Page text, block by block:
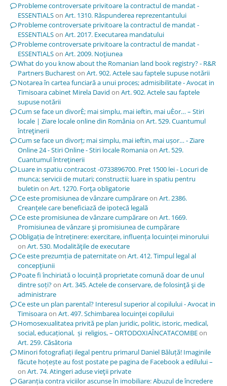
Probleme controversate privitoare la contractul de mandat -
ESSENTIALSon Art. 1310. Răspunderea reprezentantului
Probleme controversate privitoare la contractul de mandat -
ESSENTIALSon Art. 2017. Executarea mandatului
Probleme controversate privitoare la contractul de mandat -
ESSENTIALSon Art. 2009. Noţiunea
What do you know about the Romanian land book registry? - R&R
Partners Buchareston Art. 902. Actele sau faptele supuse notării
Notarea în cartea funciară a unui proces; admisibilitate - Avocat in
Timisoara cabinet Mirela David on Art. 902. Actele sau faptele
supuse notării
Cum se face un divorÈ; mai simplu, mai ieftin, mai uÈor… – Stiri
locale | Ziare locale online din Româniaon Art. 529. Cuantumul
întreţinerii
Cum se face un divorț; mai simplu, mai ieftin, mai ușor… - Ziare
Online 24 - Stiri Online - Stiri locale Romaniaon Art. 529.
Cuantumul întreţinerii
Luare in spatiu contracost -0733896700. Pret 1500 lei - Locuri de
munca; servicii de mutari; constructii; luare in spatiu pentru
buletin on Art. 1270. Forţa obligatorie
Ce este promisiunea de vânzare cumpărareon Art. 2386.
Creanţele care beneficiază de ipotecă legală
Ce este promisiunea de vânzare cumpărareon Art. 1669.
Promisiunea de vânzare şi promisiunea de cumpărare
Obligația de întreținere: exercitare, influența locuinței minorului
on Art. 530. Modalităţile de executare
Ce este prezumția de paternitateon Art. 412. Timpul legal al
concepţiunii
Poate fi închiriată o locuință proprietate comună doar de unul
dintre soți?on Art. 345. Actele de conservare, de folosinţă şi de
administrare
Ce este un plan parental? Interesul superior al copilului - Avocat in
Timisoaraon Art. 497. Schimbarea locuinţei copilului
Homosexualitatea privită pe plan juridic, politic, istoric, medical,
social, educațional, și religios, – ORTODOXIAÎNCATACOMBEon
Art. 259. Căsătoria
Minori fotografiați ilegal pentru primarul Daniel Băluță! Imaginile
făcute hoțește au fost postate pe pagina de Facebook a edilului –
on Art. 74. Atingeri aduse vieţii private
Garanția contra viciilor ascunse în imobiliare: Abuzul de încredere